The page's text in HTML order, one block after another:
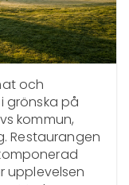
och
grönska på
kommun,
Restaurangen
upplevelsen